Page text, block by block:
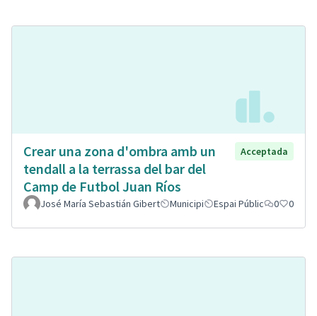
Crear una zona d'ombra amb un
tendall a la terrassa del bar del
Camp de Futbol Juan Ríos
Acceptada
José María Sebastián Gibert Municipi Espai Públic 0 0